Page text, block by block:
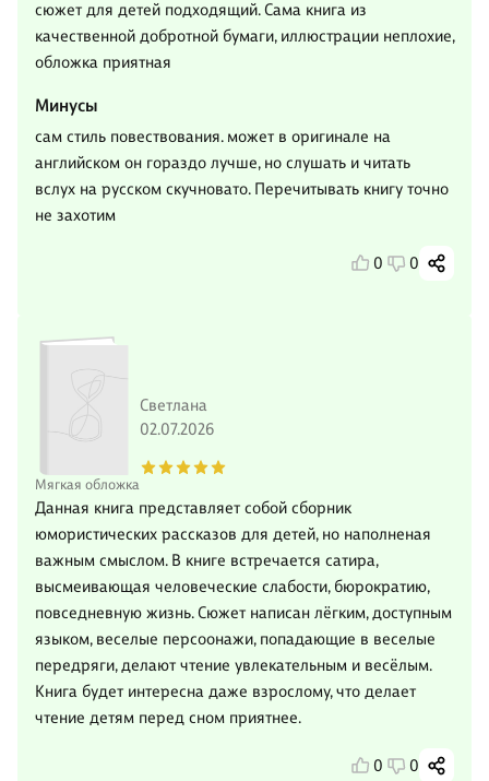
сюжет для детей подходящий. Сама книга из
качественной добротной бумаги, иллюстрации неплохие,
обложка приятная
Минусы
сам стиль повествования. может в оригинале на
английском он гораздо лучше, но слушать и читать
вслух на русском скучновато. Перечитывать книгу точно
не захотим
0 0
Мягкая обложка
Светлана
02.07.2026
Данная книга представляет собой сборник
юмористических рассказов для детей, но наполненая
важным смыслом. В книге встречается сатира,
высмеивающая человеческие слабости, бюрократию,
повседневную жизнь. Сюжет написан лёгким, доступным
языком, веселые персоонажи, попадающие в веселые
передряги, делают чтение увлекательным и весёлым.
Книга будет интересна даже взрослому, что делает
чтение детям перед сном приятнее.
0 0